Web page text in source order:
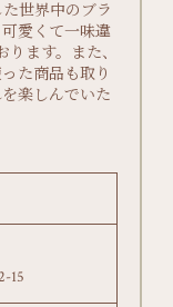
た世界中のブラ
愛くて一味違
ます。また、
た商品も取り
楽しんでいた
15